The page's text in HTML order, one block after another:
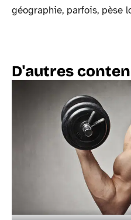
géographie, parfois, pèse
D'autres